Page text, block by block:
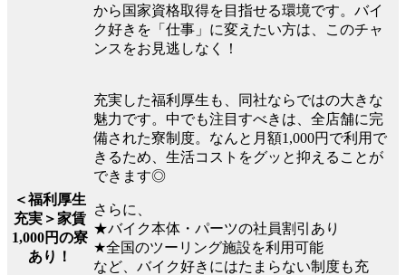
から国家資格取得を目指せる環境です。バイ
ク好きを「仕事」に変えたい方は、このチャ
ンスをお見逃しなく！
＜福利厚生
充実＞家賃
1,000円の寮
あり！
充実した福利厚生も、同社ならではの大きな
魅力です。中でも注目すべきは、全店舗に完
備された寮制度。なんと月額1,000円で利用で
きるため、生活コストをグッと抑えることが
できます◎
さらに、
★バイク本体・パーツの社員割引あり
★全国のツーリング施設を利用可能
など、バイク好きにはたまらない制度も充